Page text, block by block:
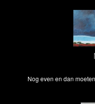
Nog even en dan